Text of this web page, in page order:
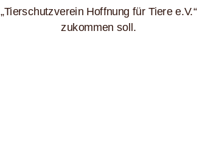
„Tierschutzverein Hoffnung für Tiere e.V.“
zukommen soll.